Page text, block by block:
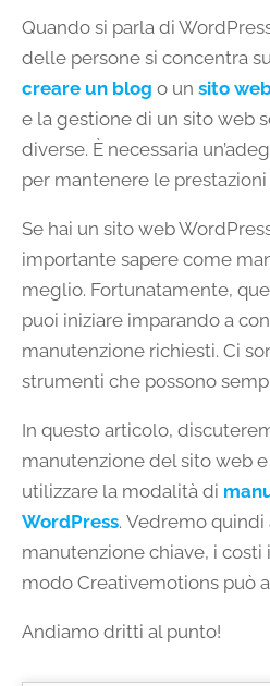
Quando si parla di
delle persone si concentra
creare un blog o un sito
e la gestione di un sito web
diverse. È necessaria
per mantenere le
Se hai un sito web
importante sapere come
meglio. Fortunatamente,
puoi iniziare imparando a
manutenzione richiesti. Ci
strumenti che possono
In questo articolo,
manutenzione del sito web
utilizzare la modalità di
WordPress. Vedremo
manutenzione chiave, i costi
modo Creativemotions può
Andiamo dritti al punto!